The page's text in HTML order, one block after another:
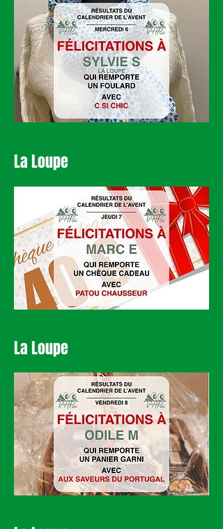
La Loupe
La Loupe